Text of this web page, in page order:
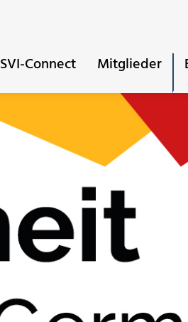
SVI-Connect Mitglieder